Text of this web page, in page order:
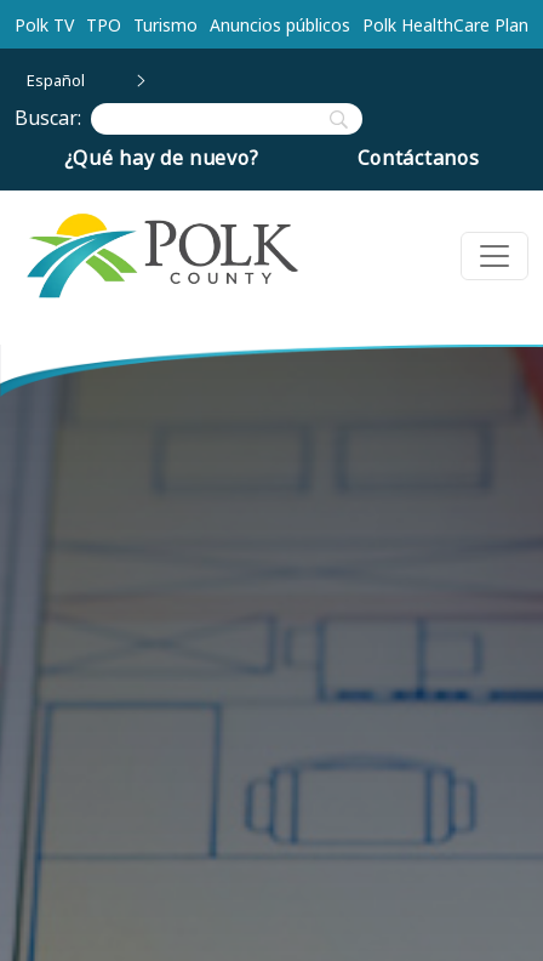
Ir al contenido principal
Polk TV TPO Turismo Anuncios públicos Polk HealthCare Plan
Español
Buscar:
¿Qué hay de nuevo?
Contáctanos